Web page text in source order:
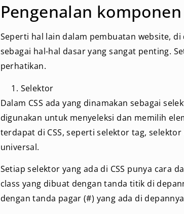
Pengenalan komponen
Seperti hal lain dalam pembuatan website,
sebagai hal-hal dasar yang sangat penting.
perhatikan.
Selektor
Dalam CSS ada yang dinamakan sebagai
digunakan untuk menyeleksi dan memilih
terdapat di CSS, seperti selektor tag,
universal.
Setiap selektor yang ada di CSS punya cara
class yang dibuat dengan tanda titik di
dengan tanda pagar (#) yang ada di